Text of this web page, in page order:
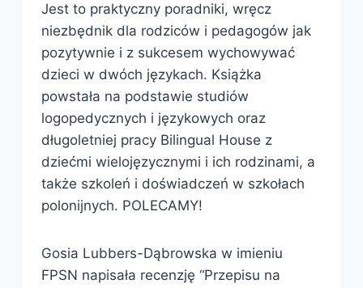
Jest to praktyczny poradniki, wręcz
niezbędnik dla rodziców i pedagogów jak
pozytywnie i z sukcesem wychowywać
dzieci w dwóch językach. Książka
powstała na podstawie studiów
logopedycznych i językowych oraz
długoletniej pracy Bilingual House z
dziećmi wielojęzycznymi i ich rodzinami, a
także szkoleń i doświadczeń w szkołach
polonijnych. POLECAMY!
Gosia Lubbers-Dąbrowska w imieniu
FPSN napisała recenzję “Przepisu na